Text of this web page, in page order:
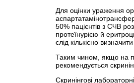
Для оцінки ураження
50% пацієнтів з СЧВ
протеїнурією й
слід кількісно
Таким чином, якщо на
рекомендується
Скринінгові